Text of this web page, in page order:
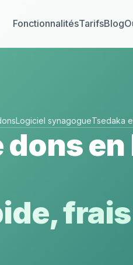
FonctionnalitésTarifsBlog
Logiciel synagogueTsedaka
en